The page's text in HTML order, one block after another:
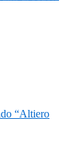
“Altiero